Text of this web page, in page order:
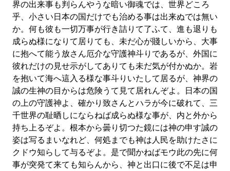
界の出来事も判らんやうな暗い御魂では、世界どころ
乎、小さい日本の国だけでも治める事は出来ぬでは無い
か。何も彼も一切万事が行き詰りて了ふて、進も退りも
成らぬ様になりて居りても、未だ心が賤しいから、大事
に抱へて能う放さん厄介な守護神斗りであるが、外国に
彼れだけの見せ示がしてありても未だ気が付かぬか。岩
を抱いて海へ這入る様な事斗りいたして居るが、神界の
誠の生神の目からは危険うて見て居れんぞよ。日本の国
の上の守護神よ、確かり致さんとハラが今に破れて、三
千世界の耻晒しにならねば成らぬ様な事が、内と外から
持ち上るぞよ。根本から曇り切つた鏡には神の申す誠の
姿は写るまいなれど、何処までも神は人民を助けたさに
クドウ知らして与るぞよ。是で聞かねばモウ此の先に何
事が突発て来ても知らんから、神と出口に後で不足は申